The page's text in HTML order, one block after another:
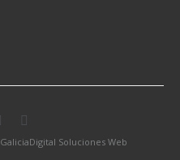
GaliciaDigital Soluciones Web